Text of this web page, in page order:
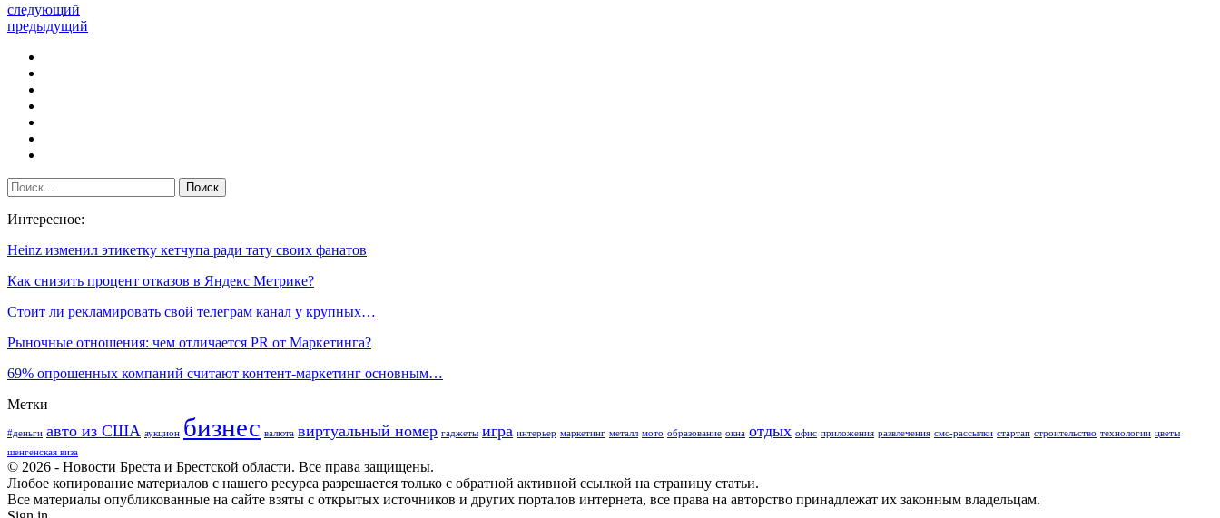
следующий
предыдущий
Интересное:
Heinz изменил этикетку кетчупа ради тату своих фанатов
Как снизить процент отказов в Яндекс Метрике?
Стоит ли рекламировать свой телеграм канал у крупных…
Рыночные отношения: чем отличается PR от Маркетинга?
69% опрошенных компаний считают контент-маркетинг основным…
Метки
#деньги авто из США аукцион бизнес валюта виртуальный номер гаджеты игра интерьер маркетинг металл мото образование окна отдых офис приложения развлечения смс-рассылки стартап строительство технологии цветы
шенгенская виза
© 2026 - Новости Бреста и Брестской области. Все права защищены.
Любое копирование материалов с нашего ресурса разрешается только с обратной активной ссылкой на страницу статьи.
Все материалы опубликованные на сайте взяты с открытых источников и других порталов интернета, все права на авторство принадлежат их законным владельцам.